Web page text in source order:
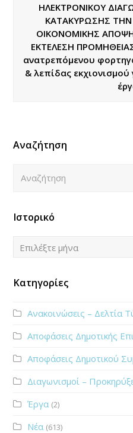
ΗΛΕΚΤΡΟΝΙΚΟΥ
ΚΑΤΑΚΥΡΩΣΗΣ
ΟΙΚΟΝΟΜΙΚΗΣ
ΕΚΤΕΛΕΣΗ
ανατρεπόμενου
& λεπίδας
Αναζήτηση
Ιστορικό
Ιστορικό
Επιλέξτε μήνα
Κατηγορίες
Ανακοινώσεις – Δελτία
Αποφάσεις Δημοτικής
Αποφάσεις Δημοτικού
Διαγωνισμοί –
Έργα (2)
Νέα (613)